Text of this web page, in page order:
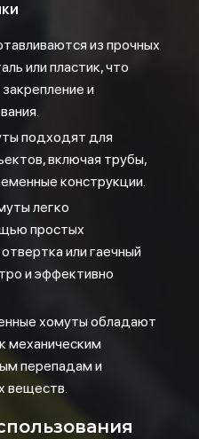
из прочных
или пластик, что
и
подходят для
включая трубы,
конструкции.
легко
простых
или гаечный
и эффективно
хомуты обладают
механическим
перепадам и
веществ.